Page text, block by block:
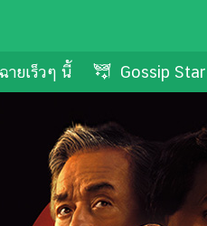
ายเร็วๆ นี้ Gossip Star